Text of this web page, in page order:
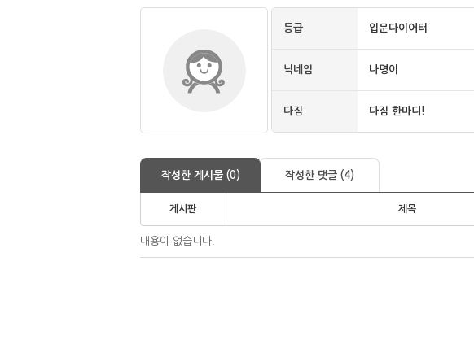
등급 입문다이어터
닉네임 나명이
다짐 다짐 한마디!
작성한 게시물 (0) 작성한 댓글 (4)
게시판 제목
내용이 없습니다.